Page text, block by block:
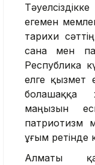
егемен
тарихи
сана мен
Республика
елге қызмет
болашаққа
маңызын
патриотизм
ұғым ретінде
Алматы